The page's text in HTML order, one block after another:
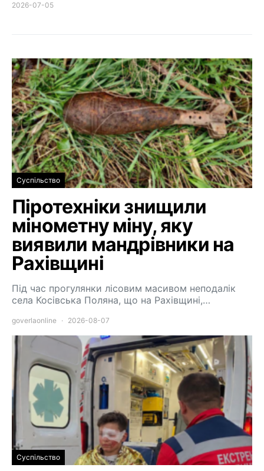
2026-07-05
Суспільство
Піротехніки знищили
мінометну міну, яку
виявили мандрівники на
Рахівщині
Під час прогулянки лісовим масивом неподалік
села Косівська Поляна, що на Рахівщині,…
goverlaonline 2026-08-07
Суспільство